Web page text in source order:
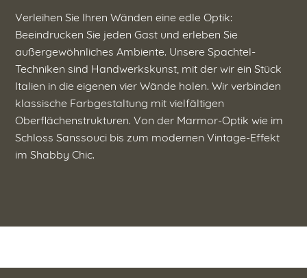
Verleihen Sie Ihren Wänden eine edle Optik:
Beeindrucken Sie jeden Gast und erleben Sie
außergewöhnliches Ambiente. Unsere Spachtel-
Techniken sind Handwerkskunst, mit der wir ein Stück
Italien in die eigenen vier Wände holen. Wir verbinden
klassische Farbgestaltung mit vielfältigen
Oberflächenstrukturen. Von der Marmor-Optik wie im
Schloss Sanssouci bis zum modernen Vintage-Effekt
im Shabby Chic.